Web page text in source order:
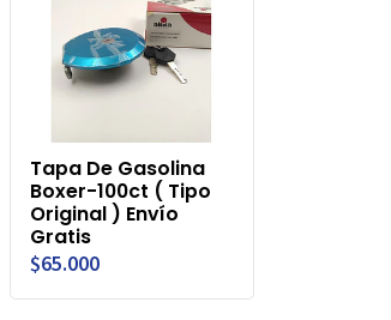
Tapa De Gasolina
Boxer-100ct ( Tipo
Original ) Envío
Gratis
$65.000